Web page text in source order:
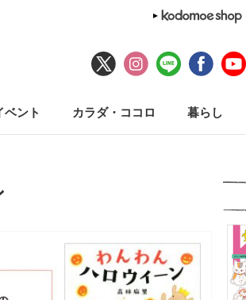
ベント カラダ・ココロ 暮らし